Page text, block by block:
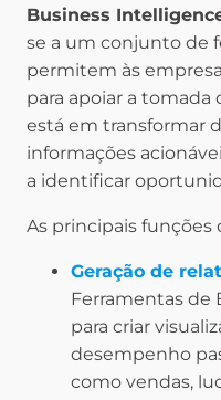
Business
se a um conjunto de
permitem às
para apoiar a tomada
está em transformar
informações
a identificar
As principais funções
Geração de
Ferramentas de
para criar
desempenho
como vendas,